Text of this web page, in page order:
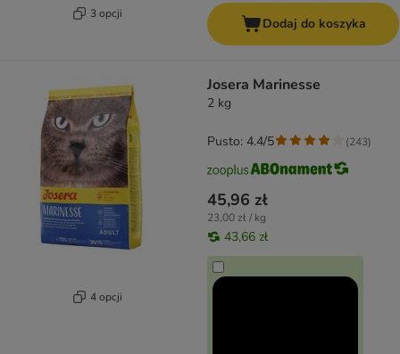
3 opcji
Dodaj do koszyka
4 opcji
Josera Marinesse
2 kg
45,96 zł
23,00 zł / kg
43,66 zł
Pusto: 4.4/5 (243)